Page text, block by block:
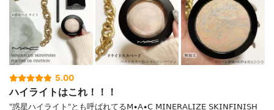
5.00
ハイライトはこれ！！！
"惑星ハイライト"とも呼ばれてる𝖬•𝖠•𝖢 𝖬𝖨𝖭𝖤𝖱𝖠𝖫𝖨𝖹𝖤 𝖲𝖪𝖨𝖭𝖥𝖨𝖭𝖨𝖲𝖧